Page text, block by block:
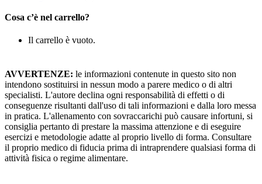
Cosa c’è nel carrello?
Il carrello è vuoto.
AVVERTENZE: le informazioni contenute in questo sito non
intendono sostituirsi in nessun modo a parere medico o di altri
specialisti. L'autore declina ogni responsabilità di effetti o di
conseguenze risultanti dall'uso di tali informazioni e dalla loro messa
in pratica. L'allenamento con sovraccarichi può causare infortuni, si
consiglia pertanto di prestare la massima attenzione e di eseguire
esercizi e metodologie adatte al proprio livello di forma. Consultare
il proprio medico di fiducia prima di intraprendere qualsiasi forma di
attività fisica o regime alimentare.